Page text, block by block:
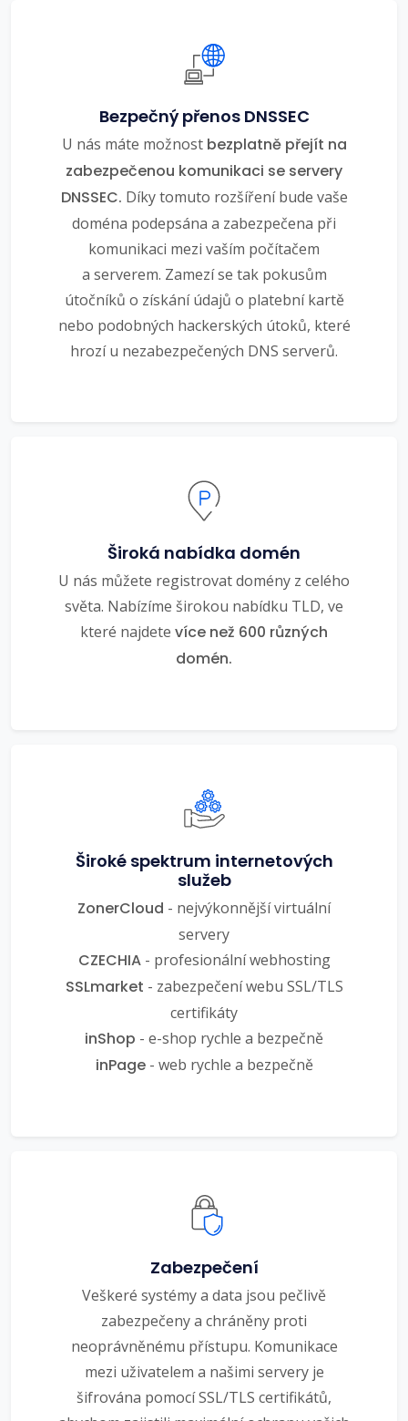
Bezpečný přenos DNSSEC
U nás máte možnost bezplatně přejít na
zabezpečenou komunikaci se servery
DNSSEC. Díky tomuto rozšíření bude vaše
doména podepsána a zabezpečena při
komunikaci mezi vaším počítačem
a serverem. Zamezí se tak pokusům
útočníků o získání údajů o platební kartě
nebo podobných hackerských útoků, které
hrozí u nezabezpečených DNS serverů.
Široká nabídka domén
U nás můžete registrovat domény z celého
světa. Nabízíme širokou nabídku TLD, ve
které najdete více než 600 různých
domén.
Široké spektrum internetových
služeb
ZonerCloud - nejvýkonnější virtuální
servery
CZECHIA- profesionální webhosting
SSLmarket - zabezpečení webu SSL/TLS
certifikáty
inShop - e-shop rychle a bezpečně
inPage- web rychle a bezpečně
Zabezpečení
Veškeré systémy a data jsou pečlivě
zabezpečeny a chráněny proti
neoprávněnému přístupu. Komunikace
mezi uživatelem a našimi servery je
šifrována pomocí SSL/TLS certifikátů,